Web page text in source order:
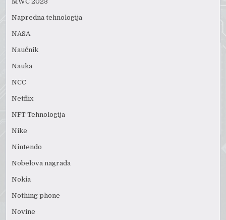
Napredna tehnologija
NASA
Naučnik
Nauka
NCC
Netflix
NFT Tehnologija
Nike
Nintendo
Nobelova nagrada
Nokia
Nothing phone
Novine